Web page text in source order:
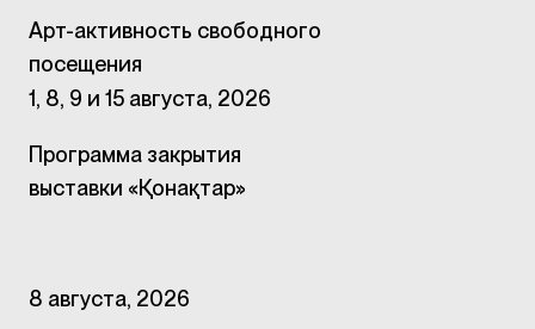
Арт-активность свободного
посещения
1, 8, 9 и 15 августа, 2026
Программа закрытия
выставки «Қонақтар»
8 августа, 2026